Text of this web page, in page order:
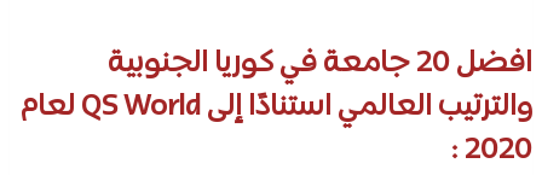
افضل 20 جامعة في كوريا الجنوبية
والترتيب العالمي استنادًا إلى QS World لعام
2020 :